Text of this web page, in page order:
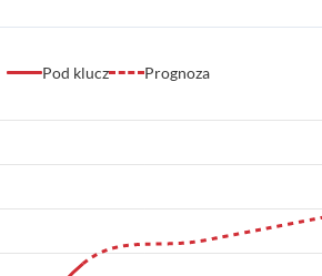
Pod klucz Prognoza